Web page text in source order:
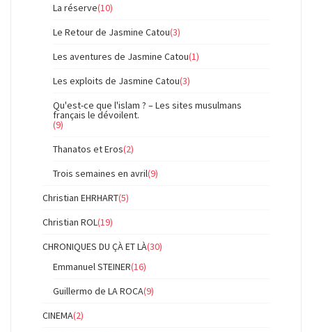
La réserve(10)
Le Retour de Jasmine Catou(3)
Les aventures de Jasmine Catou(1)
Les exploits de Jasmine Catou(3)
Qu'est-ce que l'islam ? – Les sites musulmans
français le dévoilent.
(9)
Thanatos et Eros(2)
Trois semaines en avril(9)
Christian EHRHART(5)
Christian ROL(19)
CHRONIQUES DU ÇÀ ET LÀ(30)
Emmanuel STEINER(16)
Guillermo de LA ROCA(9)
CINEMA(2)